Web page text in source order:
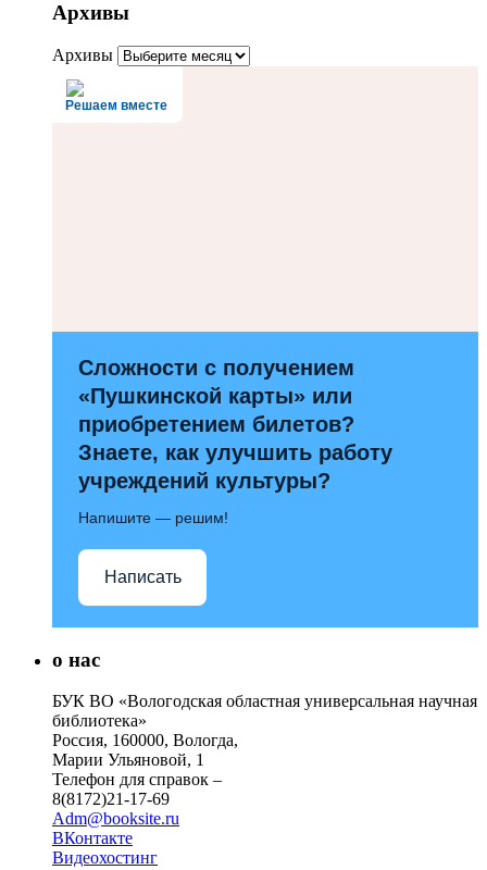
Архивы
Архивы
Решаем вместе
Сложности с получением
«Пушкинской карты» или
приобретением билетов?
Знаете, как улучшить работу
учреждений культуры?
Напишите — решим!
Написать
о нас
БУК ВО «Вологодская областная универсальная научная
библиотека»
Россия, 160000, Вологда,
Марии Ульяновой, 1
Телефон для справок –
8(8172)21-17-69
Adm@booksite.ru
ВКонтакте
Видеохостинг